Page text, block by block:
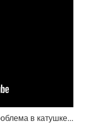
в катушке...